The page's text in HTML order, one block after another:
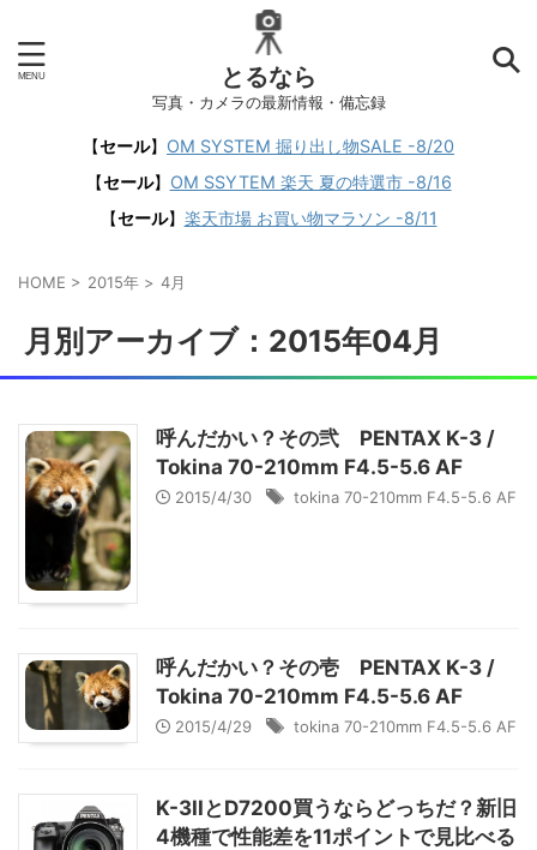
とるなら
写真・カメラの最新情報・備忘録
【セール】 OM SYSTEM 掘り出し物SALE -8/20
【セール】 OM SSYTEM 楽天 夏の特選市 -8/16
【セール】 楽天市場 お買い物マラソン -8/11
HOME > 2015年 > 4月
月別アーカイブ：2015年04月
呼んだかい？その弐 PENTAX K-3 /
Tokina 70-210mm F4.5-5.6 AF
2015/4/30 tokina 70-210mm F4.5-5.6 AF
呼んだかい？その壱 PENTAX K-3 /
Tokina 70-210mm F4.5-5.6 AF
2015/4/29 tokina 70-210mm F4.5-5.6 AF
K-3IIとD7200買うならどっちだ？新旧
4機種で性能差を11ポイントで見比べる